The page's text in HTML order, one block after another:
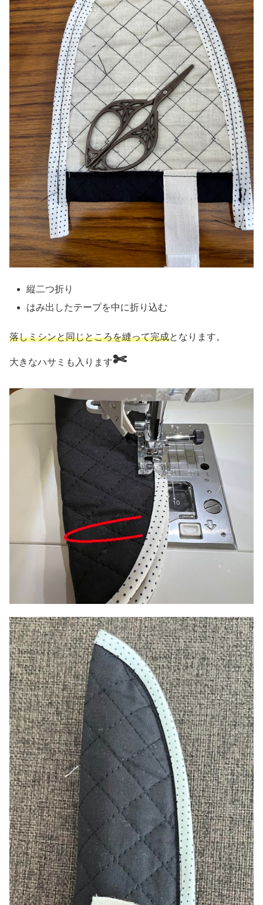
縦二つ折り
はみ出したテープを中に折り込む
落しミシンと同じところを縫って完成となります。
大きなハサミも入ります✄